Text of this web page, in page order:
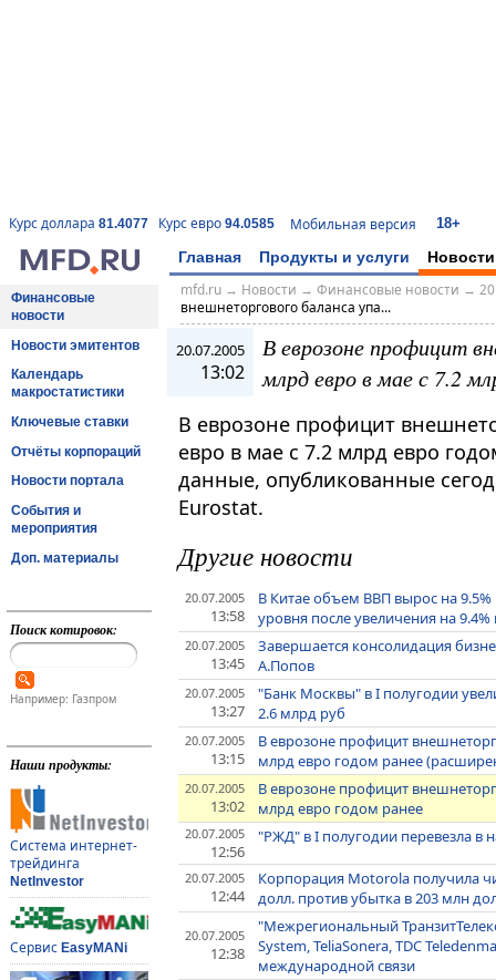
Курс доллара 81.4077 Курс евро 94.0585 Мобильная версия 18+
Главная Продукты и услуги Новости
Финансовые
новости
Новости эмитентов
Календарь
макростатистики
Ключевые ставки
Отчёты корпораций
Новости портала
События и
мероприятия
Доп. материалы
Поиск котировок:
Например: Газпром
Наши продукты:
Система интернет-
трейдинга
NetInvestor
Сервис EasyMANi
mfd.ru→ Новости → Финансовые новости →
внешнеторгового баланса упа...
20.07.2005
13:02
В еврозоне профицит
млрд евро в мае с 7.2
В еврозоне профицит
евро в мае с 7.2 млрд евро
данные, опубликованные
Eurostat.
Другие новости
20.07.2005
13:58
В Китае объем ВВП вырос на
уровня после увеличения на 9.4%
20.07.2005
13:45
Завершается консолидация
А.Попов
20.07.2005
13:27
"Банк Москвы" в I полугодии
2.6 млрд руб
20.07.2005
13:15
В еврозоне профицит
млрд евро годом ранее
20.07.2005
13:02
В еврозоне профицит
млрд евро годом ранее
20.07.2005
12:56
"РЖД" в I полугодии перевезла в
20.07.2005
12:44
Корпорация Motorola получила
долл. против убытка в 203 млн
20.07.2005
12:38
"Межрегиональный
System, TeliaSonera, TDC
международной связи